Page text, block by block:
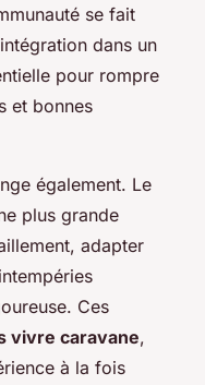
se fait
dans un
pour rompre
et bonnes
également. Le
plus grande
adapter
Ces
vivre caravane,
à la fois